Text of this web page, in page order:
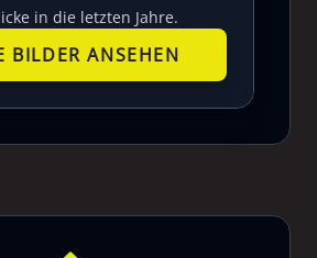
in die letzten Jahre.
BILDER ANSEHEN